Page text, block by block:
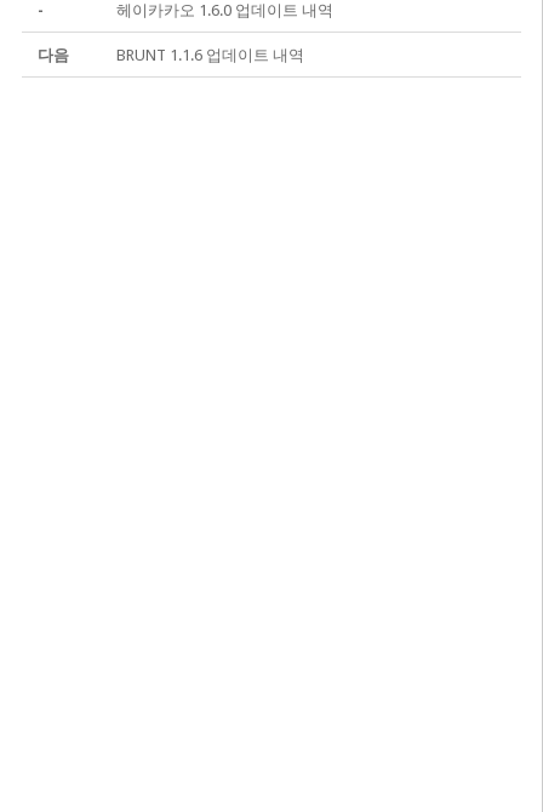
- 헤이카카오 1.6.0 업데이트 내역
다음 BRUNT 1.1.6 업데이트 내역